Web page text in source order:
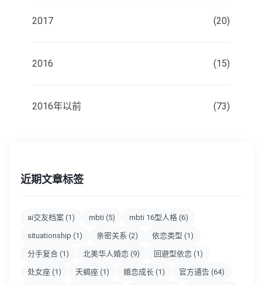
2017 (20)
2016 (15)
2016年以前 (73)
近期文章标签
ai交友档案 (1) mbti (5) mbti 16型人格 (6)
situationship (1) 亲密关系 (2) 依恋类型 (1)
分手复合 (1) 北美华人婚恋 (9) 回避型依恋 (1)
处女座 (1) 天蝎座 (1) 婚恋成长 (1) 官方通告 (64)